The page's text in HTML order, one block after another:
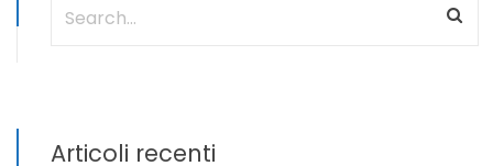
Articoli recenti